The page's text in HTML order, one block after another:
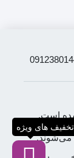
شده است.
می‌شوند.
های ویژه